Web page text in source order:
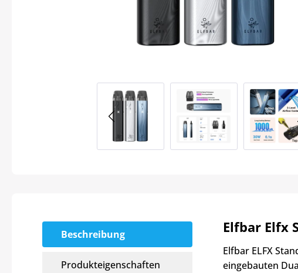
Beschreibung
Produkteigenschaften
Elfbar Elfx
Elfbar ELFX
eingebauten